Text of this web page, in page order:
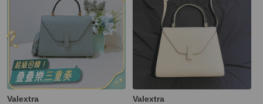
Valextra Valextra